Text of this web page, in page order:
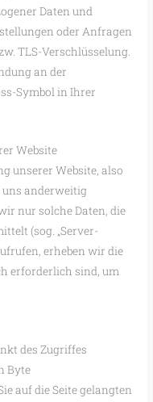
Daten und
oder Anfragen
TLS-Verschlüsselung.
an der
Symbol in Ihrer
Website
unserer Website, also
anderweitig
nur solche Daten, die
(sog. „Server-
erheben wir die
erforderlich sind, um
des Zugriffes
Byte
auf die Seite gelangten